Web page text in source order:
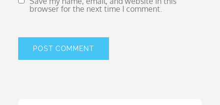
browser for the next time I comment.